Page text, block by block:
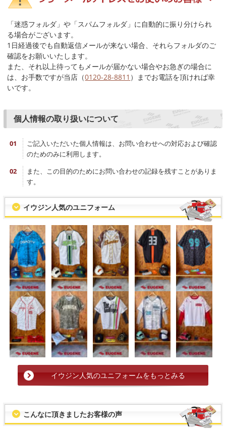
「迷惑フォルダ」や「スパムフォルダ」に自動的に振り分けられ
る場合がございます。
1日経過後でも自動返信メールが来ない場合、それらフォルダのご
確認をお願いいたします。
また、それ以上待ってもメールが届かない場合やお急ぎの場合に
は、お手数ですが当店（0120-28-8811 ）までお電話を頂ければ幸
いです。
個人情報の取り扱いについて
ご記入いただいた個人情報は、お問い合わせへの対応および確認
のためのみに利用します。
また、この目的のためにお問い合わせの記録を残すことがありま
す。
イウジン人気のユニフォーム
イウジン人気のユニフォームをもっとみる
こんなに頂きましたお客様の声